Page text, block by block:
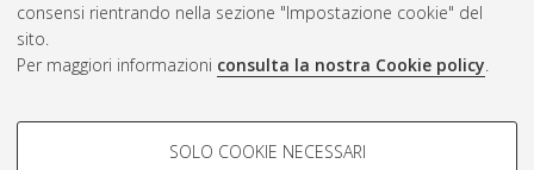
consensi rientrando nella sezione "Impostazione cookie" del
sito.
Per maggiori informazioni consulta la nostra Cookie policy.
COOKIE DI PROFILAZIONE -
SOLO COOKIE NECESSARI
ISSN: 2038-7946
Impostazioni Cookie
Informativa sulla privacy